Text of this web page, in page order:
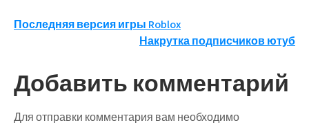
Навигация
записям
Последняя версия игры Roblox
Накрутка подписчиков ютуб
Добавить комментарий
Для отправки комментария вам необходимо